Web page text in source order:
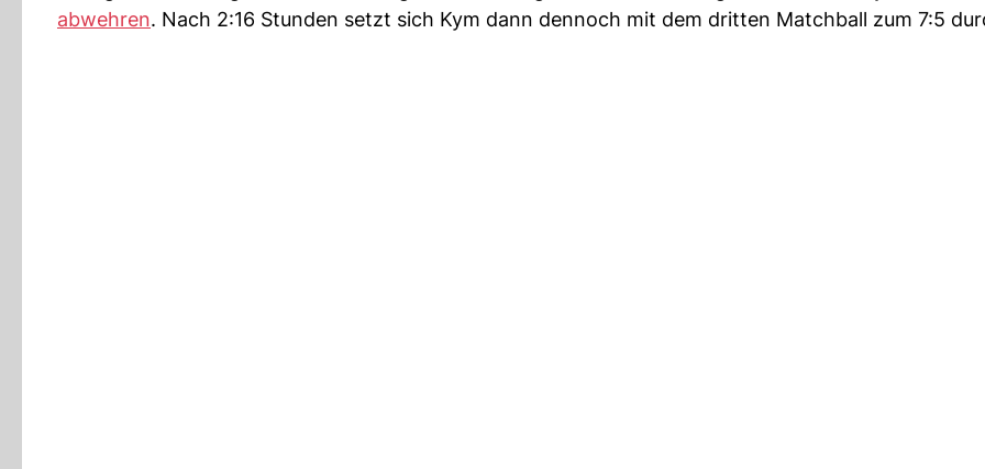
abwehren. Nach 2:16 Stunden setzt sich Kym dann dennoch mit dem dritten Matchball zum 7:5